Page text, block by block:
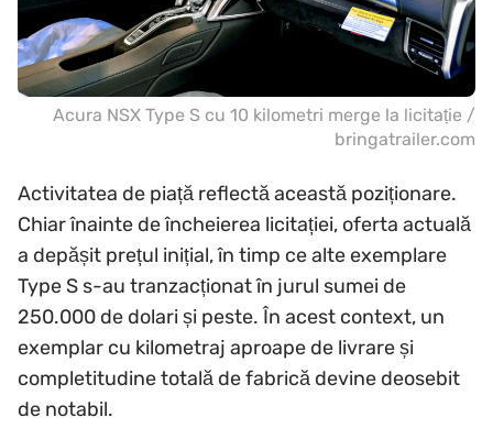
Acura NSX Type S cu 10 kilometri merge la licitație /
bringatrailer.com
Activitatea de piață reflectă această poziționare.
Chiar înainte de încheierea licitației, oferta actuală
a depășit prețul inițial, în timp ce alte exemplare
Type S s-au tranzacționat în jurul sumei de
250.000 de dolari și peste. În acest context, un
exemplar cu kilometraj aproape de livrare și
completitudine totală de fabrică devine deosebit
de notabil.